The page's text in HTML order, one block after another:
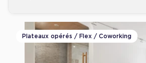
Plateaux opérés / Flex / Coworking